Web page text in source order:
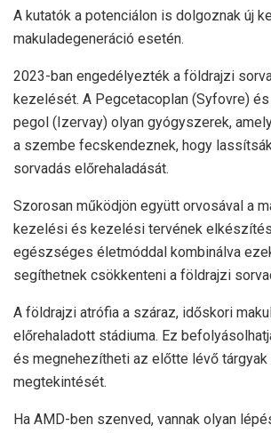
A kutatók a potenciálon is dolgoznak új
makuladegeneráció esetén.
2023-ban engedélyezték a földrajzi
kezelését. A Pegcetacoplan (Syfovre)
pegol (Izervay) olyan gyógyszerek,
a szembe fecskendeznek, hogy
sorvadás előrehaladását.
Szorosan működjön együtt orvosával a
kezelési és kezelési tervének
egészséges életmóddal kombinálva
segíthetnek csökkenteni a földrajzi
A földrajzi atrófia a száraz, időskori
előrehaladott stádiuma. Ez
és megnehezítheti az előtte lévő
megtekintését.
Ha AMD-ben szenved, vannak olyan